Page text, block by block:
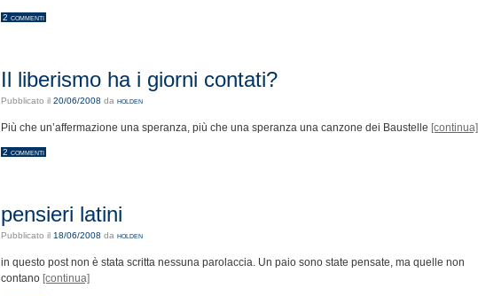
2 commenti
Il liberismo ha i giorni contati?
Pubblicato il 20/06/2008 da holden
Più che un’affermazione una speranza, più che una speranza una canzone dei Baustelle [continua]
2 commenti
pensieri latini
Pubblicato il 18/06/2008 da holden
in questo post non è stata scritta nessuna parolaccia. Un paio sono state pensate, ma quelle non
contano [continua]